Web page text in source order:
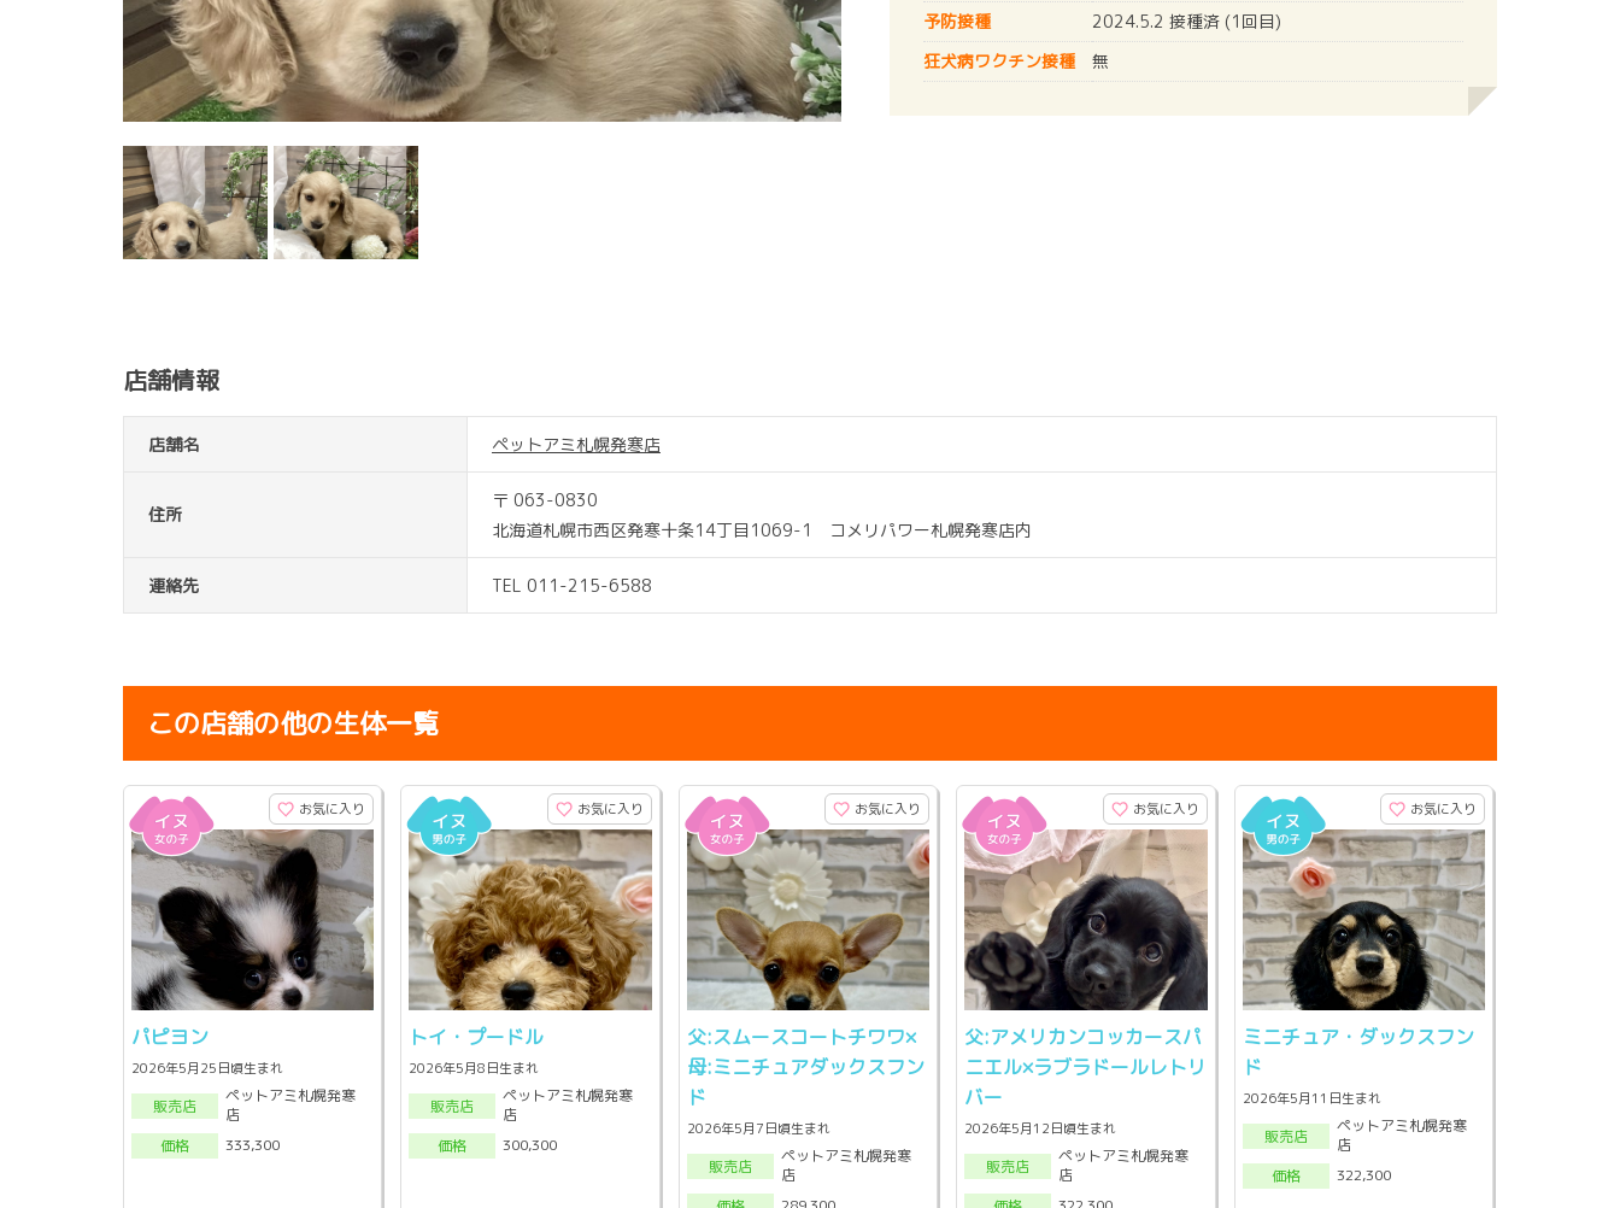
予防接種
2024.5.2 接種済 (1回目)
狂犬病ワクチン接種 無
店舗情報
店舗名 ペットアミ札幌発寒店
住所
〒 063-0830
北海道札幌市西区発寒十条14丁目1069-1 コメリパワー札幌発寒店内
連絡先 TEL 011-215-6588
この店舗の他の生体一覧
お気に入り
パピヨン
2026年5月25日頃生まれ
販売店
ペットアミ札幌発寒
店
価格
333,300
お気に入り
トイ・プードル
2026年5月8日生まれ
販売店
ペットアミ札幌発寒
店
価格
300,300
お気に入り
父:スムースコートチワワ×
母:ミニチュアダックスフン
ド
2026年5月7日頃生まれ
販売店
ペットアミ札幌発寒
店
お気に入り
父:アメリカンコッカースパ
ニエル×ラブラドールレトリ
バー
2026年5月12日頃生まれ
販売店
ペットアミ札幌発寒
店
お気に入り
ミニチュア・ダックスフン
ド
2026年5月11日生まれ
販売店
ペットアミ札幌発寒
店
価格
322,300